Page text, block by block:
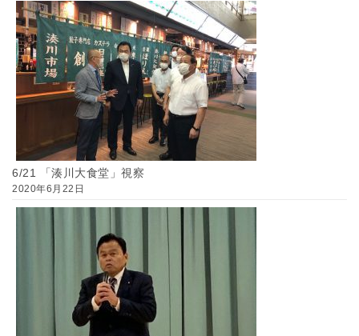
6/21 「湊川大食堂」視察
2020年6月22日